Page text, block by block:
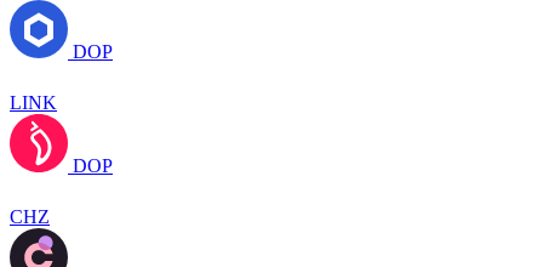
DOP
LINK
DOP
CHZ